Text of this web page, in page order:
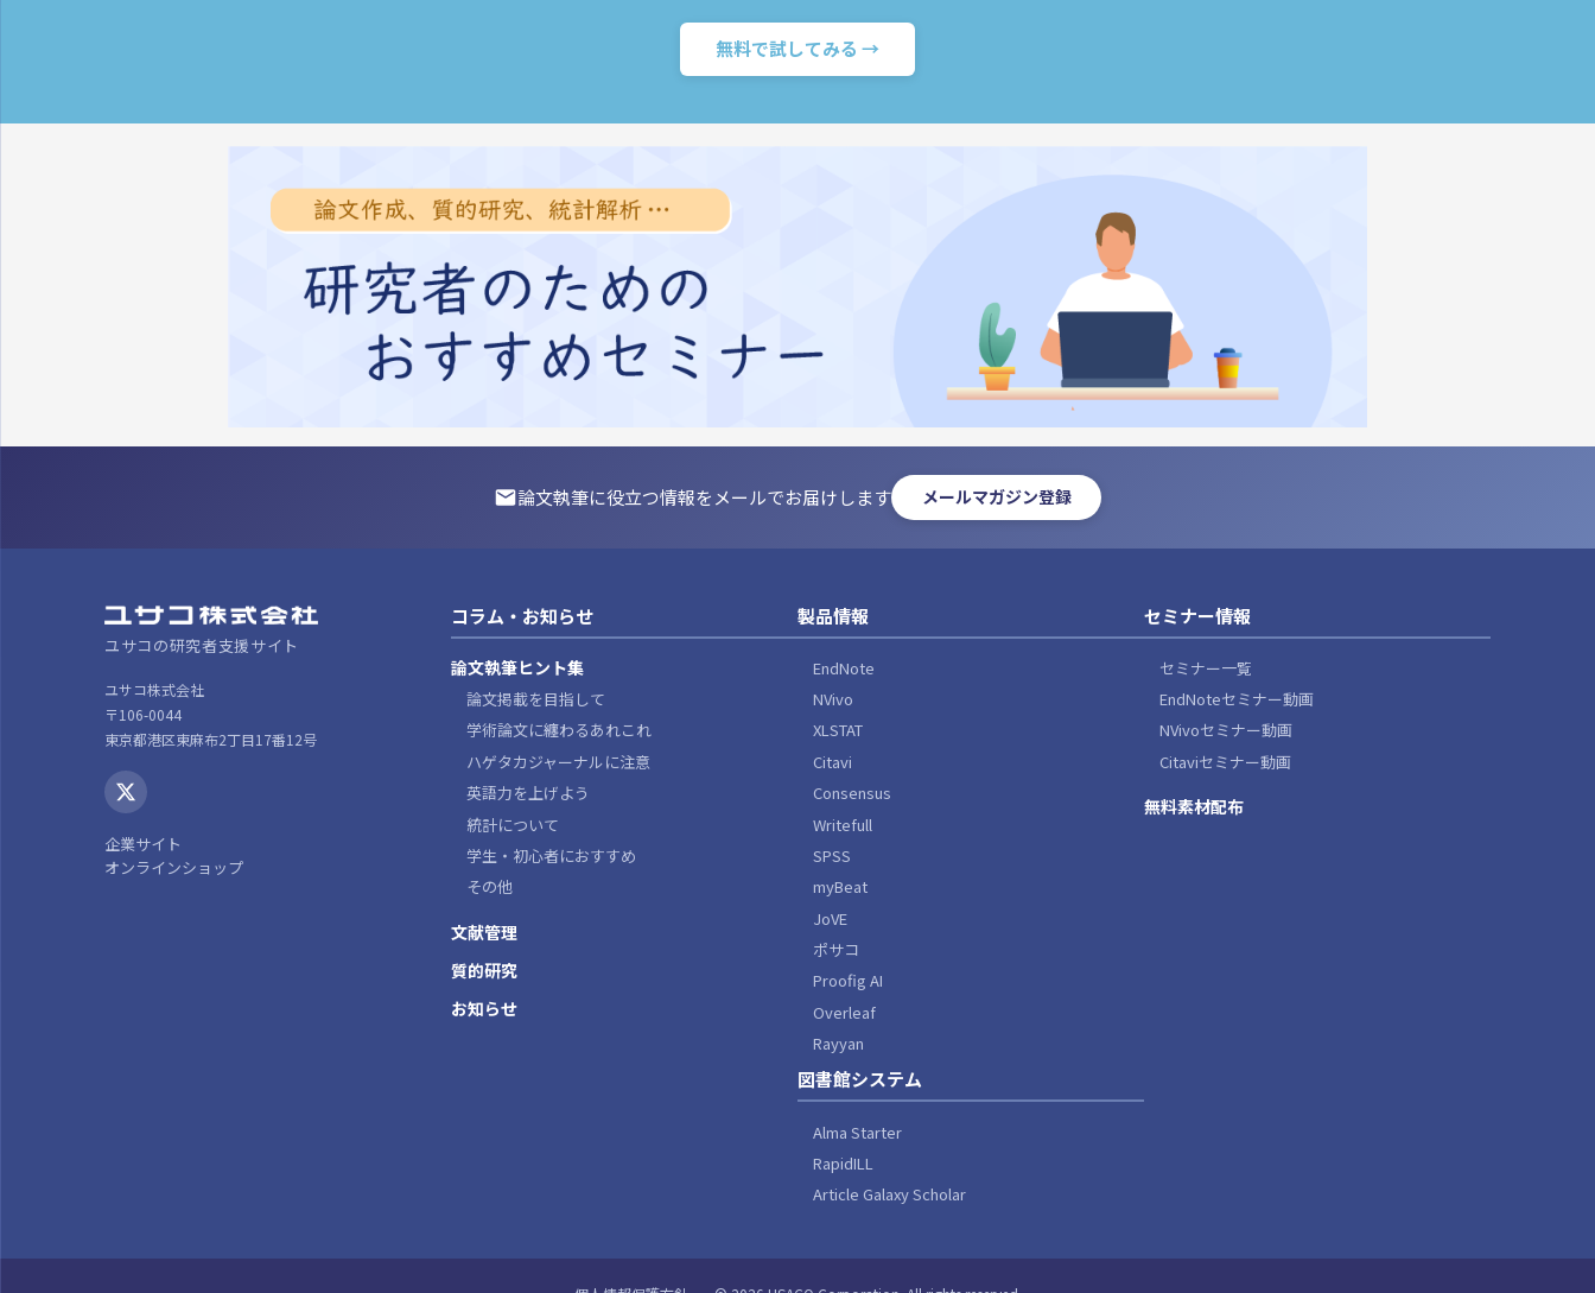
無料で試してみる →
論文執筆に役立つ情報をメールでお届けします メールマガジン登録
ユサコの研究者支援サイト
ユサコ株式会社
〒106-0044
東京都港区東麻布2丁目17番12号
企業サイト
オンラインショップ
コラム・お知らせ
論文執筆ヒント集
論文掲載を目指して
学術論文に纏わるあれこれ
ハゲタカジャーナルに注意
英語力を上げよう
統計について
学生・初心者におすすめ
その他
文献管理
質的研究
お知らせ
製品情報
EndNote
NVivo
XLSTAT
Citavi
Consensus
Writefull
SPSS
myBeat
JoVE
ポサコ
Proofig AI
Overleaf
Rayyan
図書館システム
Alma Starter
RapidILL
Article Galaxy Scholar
セミナー情報
セミナー一覧
EndNoteセミナー動画
NVivoセミナー動画
Citaviセミナー動画
無料素材配布